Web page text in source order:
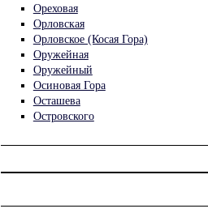
Ореховая
Орловская
Орловское (Косая Гора)
Оружейная
Оружейный
Осиновая Гора
Осташева
Островского